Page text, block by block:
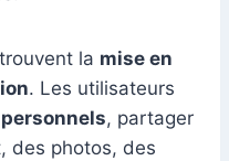
la mise en
. Les utilisateurs
, partager
des photos, des